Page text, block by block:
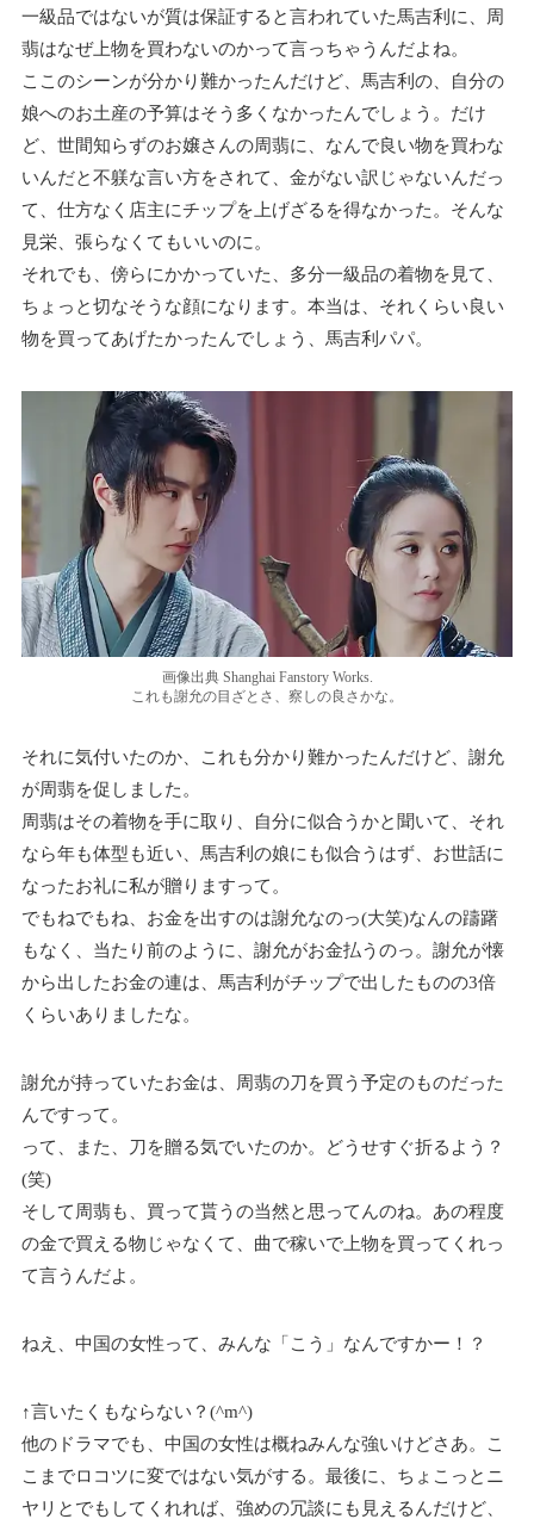
一級品ではないが質は保証すると言われていた馬吉利に、周
翡はなぜ上物を買わないのかって言っちゃうんだよね。
ここのシーンが分かり難かったんだけど、馬吉利の、自分の
娘へのお土産の予算はそう多くなかったんでしょう。だけ
ど、世間知らずのお嬢さんの周翡に、なんで良い物を買わな
いんだと不躾な言い方をされて、金がない訳じゃないんだっ
て、仕方なく店主にチップを上げざるを得なかった。そんな
見栄、張らなくてもいいのに。
それでも、傍らにかかっていた、多分一級品の着物を見て、
ちょっと切なそうな顔になります。本当は、それくらい良い
物を買ってあげたかったんでしょう、馬吉利パパ。
画像出典 Shanghai Fanstory Works.
これも謝允の目ざとさ、察しの良さかな。
それに気付いたのか、これも分かり難かったんだけど、謝允
が周翡を促しました。
周翡はその着物を手に取り、自分に似合うかと聞いて、それ
なら年も体型も近い、馬吉利の娘にも似合うはず、お世話に
なったお礼に私が贈りますって。
でもねでもね、お金を出すのは謝允なのっ(大笑)なんの躊躇
もなく、当たり前のように、謝允がお金払うのっ。謝允が懐
から出したお金の連は、馬吉利がチップで出したものの3倍
くらいありましたな。
謝允が持っていたお金は、周翡の刀を買う予定のものだった
んですって。
って、また、刀を贈る気でいたのか。どうせすぐ折るよう？
(笑)
そして周翡も、買って貰うの当然と思ってんのね。あの程度
の金で買える物じゃなくて、曲で稼いで上物を買ってくれっ
て言うんだよ。
ねえ、中国の女性って、みんな「こう」なんですかー！？
↑言いたくもならない？(^m^)
他のドラマでも、中国の女性は概ねみんな強いけどさあ。こ
こまでロコツに変ではない気がする。最後に、ちょこっとニ
ヤリとでもしてくれれば、強めの冗談にも見えるんだけど、